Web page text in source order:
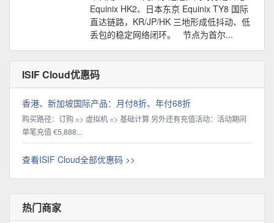
Equinix HK2、日本东京 Equinix TY8 国际
直达链路，KR/JP/HK 三地形成低抖动、低
丢包的稳定网络闭环。 节点为首尔...
ISIF Cloud优惠码
香港、新加坡国际产品：月付8折、年付68折
购买路径：订购 => 虚拟机 => 基础计算 另外还有充值活动：活动期间
单笔充值 €5,888...
查看ISIF Cloud全部优惠码 >>
热门商家